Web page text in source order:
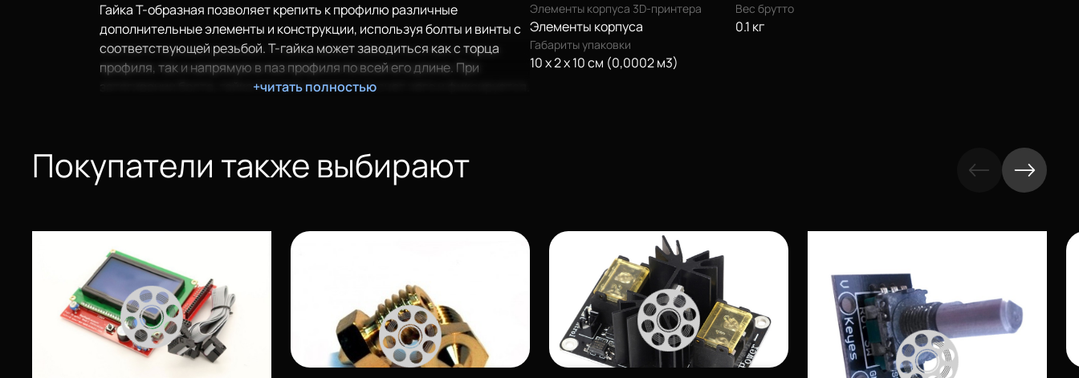
Гайка Т-образная позволяет крепить к профилю различные
дополнительные элементы и конструкции, используя болты и винты с
соответствующей резьбой. Т-гайка может заводиться как с торца
профиля, так и напрямую в паз профиля по всей его длине. При
затягивании болта, гайка поворачивается, за счет чего и фиксируется.
+читать полностью
Элементы корпуса 3D-принтера
Элементы корпуса
Вес брутто
0.1 кг
Габариты упаковки
10 x 2 x 10 см (0,0002 м3)
Покупатели также выбирают
Филиалы